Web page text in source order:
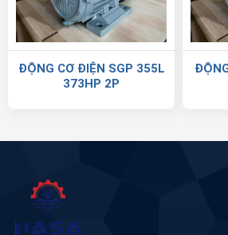
ĐỘNG CƠ ĐIỆN SGP 355L
373HP 2P